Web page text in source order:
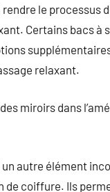
le processus
Certains bacs à
relaxant.
miroirs dans
autre élément
de coiffure. Ils